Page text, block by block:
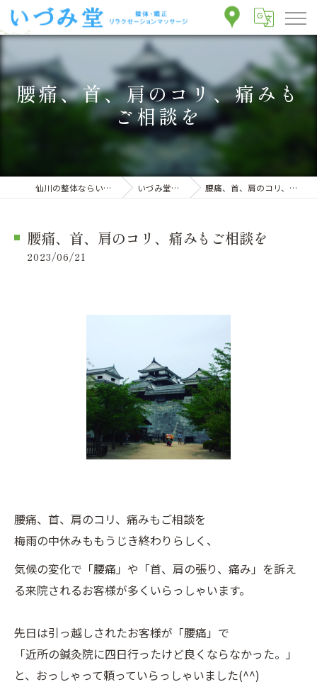
腰痛、首、肩のコリ、痛みも
ご相談を
仙川の整体ならいづみ堂整体院 いづみ堂のブログ 腰痛、首、肩のコリ、痛みもご相談を
腰痛、首、肩のコリ、痛みもご相談を
2023/06/21
腰痛、首、肩のコリ、痛みもご相談を
梅雨の中休みももうじき終わりらしく、
気候の変化で「腰痛」や「首、肩の張り、痛み」を訴え
る来院されるお客様が多くいらっしゃいます。
先日は引っ越しされたお客様が「腰痛」で
「近所の鍼灸院に四日行ったけど良くならなかった。」
と、おっしゃって頼っていらっしゃいました(^^)